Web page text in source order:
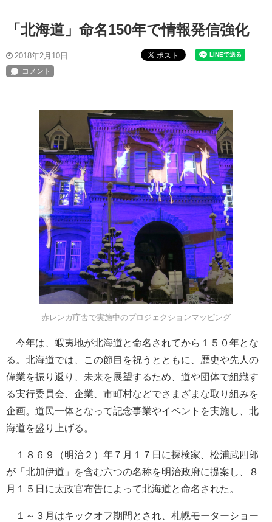
「北海道」命名150年で情報発信強化
2018年2月10日 ポスト
赤レンガ庁舎で実施中のプロジェクションマッピング
今年は、蝦夷地が北海道と命名されてから１５０年とな
る。北海道では、この節目を祝うとともに、歴史や先人の
偉業を振り返り、未来を展望するため、道や団体で組織す
る実行委員会、企業、市町村などでさまざまな取り組みを
企画。道民一体となって記念事業やイベントを実施し、北
海道を盛り上げる。
１８６９（明治２）年７月１７日に探検家、松浦武四郎
が「北加伊道」を含む六つの名称を明治政府に提案し、８
月１５日に太政官布告によって北海道と命名された。
１～３月はキックオフ期間とされ、札幌モーターショー